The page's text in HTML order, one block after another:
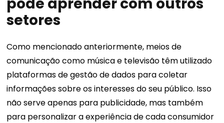
setores
Como mencionado anteriormente, meios de
comunicação como música e televisão têm utilizado
plataformas de gestão de dados para coletar
informações sobre os interesses do seu público. Isso
não serve apenas para publicidade, mas também
para personalizar a experiência de cada consumidor